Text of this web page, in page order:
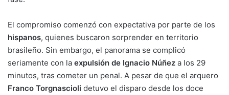
El compromiso comenzó con expectativa por parte de los
hispanos, quienes buscaron sorprender en territorio
brasileño. Sin embargo, el panorama se complicó
seriamente con la expulsión de Ignacio Núñez a los 29
minutos, tras cometer un penal. A pesar de que el arquero
Franco Torgnascioli detuvo el disparo desde los doce